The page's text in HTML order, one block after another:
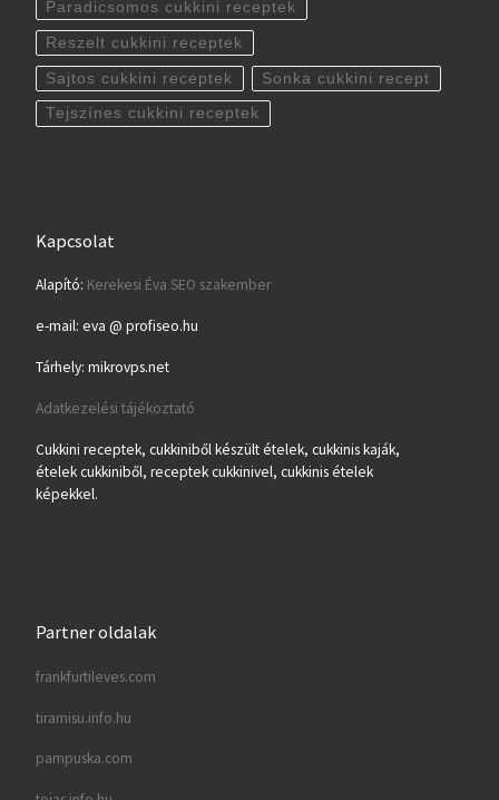
Paradicsomos cukkini receptek
Reszelt cukkini receptek
Sajtos cukkini receptek Sonka cukkini recept
Tejszínes cukkini receptek
Kapcsolat
Alapító: Kerekesi Éva SEO szakember
e-mail: eva @ profiseo.hu
Tárhely: mikrovps.net
Adatkezelési tájékoztató
Cukkini receptek, cukkiniből készült ételek, cukkinis kaják,
ételek cukkiniből, receptek cukkinivel, cukkinis ételek
képekkel.
Partner oldalak
frankfurtileves.com
tiramisu.info.hu
pampuska.com